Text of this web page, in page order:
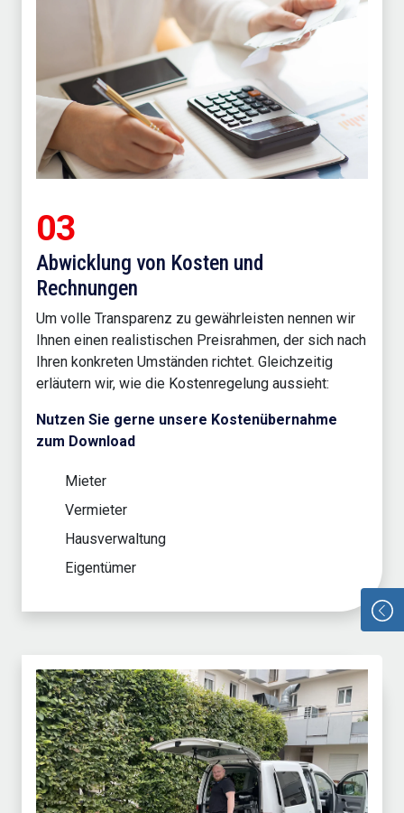
03
Abwicklung von Kosten und
Rechnungen
Um volle Transparenz zu gewährleisten nennen wir
Ihnen einen realistischen Preisrahmen, der sich nach
Ihren konkreten Umständen richtet. Gleichzeitig
erläutern wir, wie die Kostenregelung aussieht:
Nutzen Sie gerne unsere Kostenübernahme
zum Download
Mieter
Vermieter
Hausverwaltung
Eigentümer